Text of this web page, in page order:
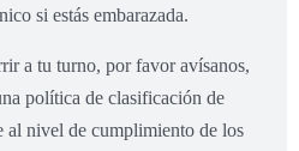
si estás embarazada.
a tu turno, por favor avísanos,
política de clasificación de
al nivel de cumplimiento de los